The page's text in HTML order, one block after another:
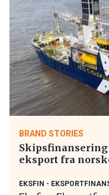
BRAND STORIES
eksport fra
EKSFIN -